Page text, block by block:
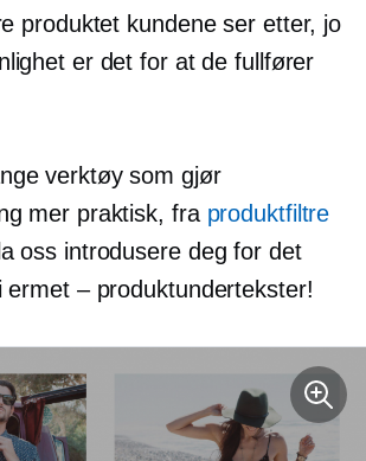
produktet kundene ser etter, jo
er det for at de fullfører
verktøy som gjør
mer praktisk, fra produktfiltre
oss introdusere deg for det
ermet – produktundertekster!